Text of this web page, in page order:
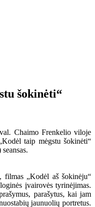
šokinėti“
Chaimo Frenkelio viloje
taip mėgstu šokinėti“
filmas „Kodėl aš šokinėju“
įvairovės tyrinėjimas.
parašytus, kai jam
jaunuolių portretus.